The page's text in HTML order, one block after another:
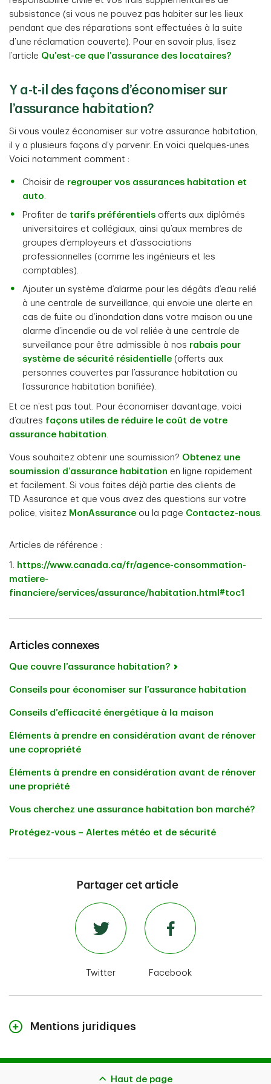
subsistance (si vous ne pouvez pas habiter sur les lieux
pendant que des réparations sont effectuées à la suite
d’une réclamation couverte). Pour en savoir plus, lisez
l’article Qu’est-ce que l’assurance des locataires?
Y a-t-il des façons d’économiser sur
l’assurance habitation?
Si vous voulez économiser sur votre assurance habitation,
il y a plusieurs façons d’y parvenir. En voici quelques-unes
Voici notamment comment :
Choisir de regrouper vos assurances habitation et
auto
Profiter de tarifs préférentiels offerts aux diplômés
universitaires et collégiaux, ainsi qu’aux membres de
groupes d’employeurs et d’associations
professionnelles (comme les ingénieurs et les
comptables).
Ajouter un système d’alarme pour les dégâts d’eau relié
à une centrale de surveillance, qui envoie une alerte en
cas de fuite ou d’inondation dans votre maison ou une
alarme d’incendie ou de vol reliée à une centrale de
surveillance pour être admissible à nos rabais pour
système de sécurité résidentielle (offerts aux
personnes couvertes par l’assurance habitation ou
l’assurance habitation bonifiée).
Et ce n’est pas tout. Pour économiser davantage, voici
d’autres façons utiles de réduire le coût de votre
assurance habitation
Vous souhaitez obtenir une soumission? Obtenez une
soumission d’assurance habitation en ligne rapidement
et facilement. Si vous faites déjà partie des clients de
TD Assurance et que vous avez des questions sur votre
police, visitez MonAssurance ou la page Contactez-nous
Articles de référence :
1.
https://www.canada.ca/fr/agence-consommation-
matiere-
financiere/services/assurance/habitation.html#toc1
Articles connexes
Que couvre l’assurance habitation?
Conseils pour économiser sur l’assurance habitation
Conseils d’efficacité énergétique à la maison
Éléments à prendre en considération avant de rénover
une copropriété
Éléments à prendre en considération avant de rénover
une propriété
Vous cherchez une assurance habitation bon marché?
Protégez-vous – Alertes météo et de sécurité
Partager cet article
Twitter Facebook
Mentions juridiques
d’admissibilité, à des limites et à des exclusions
Haut de page